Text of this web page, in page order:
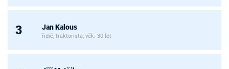
3 Jan Kalous
řidič, traktorista, věk: 30 let